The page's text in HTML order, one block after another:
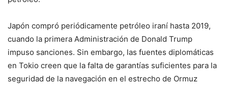
Japón compró periódicamente petróleo iraní hasta 2019,
cuando la primera Administración de Donald Trump
impuso sanciones. Sin embargo, las fuentes diplomáticas
en Tokio creen que la falta de garantías suficientes para la
seguridad de la navegación en el estrecho de Ormuz